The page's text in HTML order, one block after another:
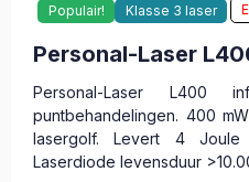
Populair! Klasse 3 laser
Personal-Laser
Personal-Laser L400
puntbehandelingen. 400
lasergolf. Levert 4
Laserdiode levensduur